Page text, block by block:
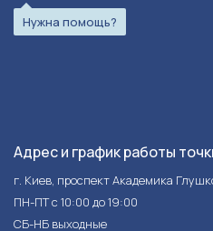
Нужна помощь?
Адрес и график работы
г. Киев, проспект Академика
ПН-ПТ с 10:00 до 19:00
СБ-НБ выходные